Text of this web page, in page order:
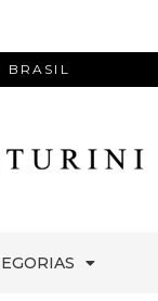
BRASIL